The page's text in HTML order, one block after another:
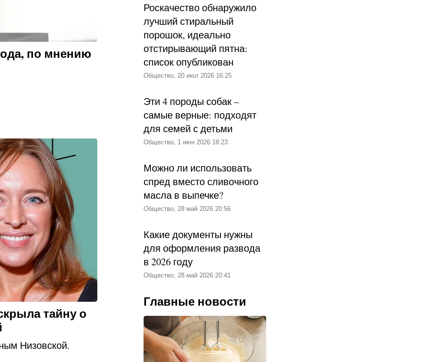
к поступлению
поняла, что
во все
если
в Щукинское
на страну
не было.
где она и
в
по мнению
тайну о
Низовской.
Роскачество обнаружило
лучший стиральный
порошок, идеально
отстирывающий пятна:
список опубликован
Общество, 20 июл 2026 16:25
Эти 4 породы собак –
самые верные: подходят
для семей с детьми
Общество, 1 июн 2026 18:23
Можно ли использовать
спред вместо сливочного
масла в выпечке?
Общество, 28 май 2026 20:56
Какие документы нужны
для оформления развода
в 2026 году
Общество, 28 май 2026 20:41
Главные новости